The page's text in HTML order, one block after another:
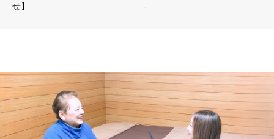
せ】
-